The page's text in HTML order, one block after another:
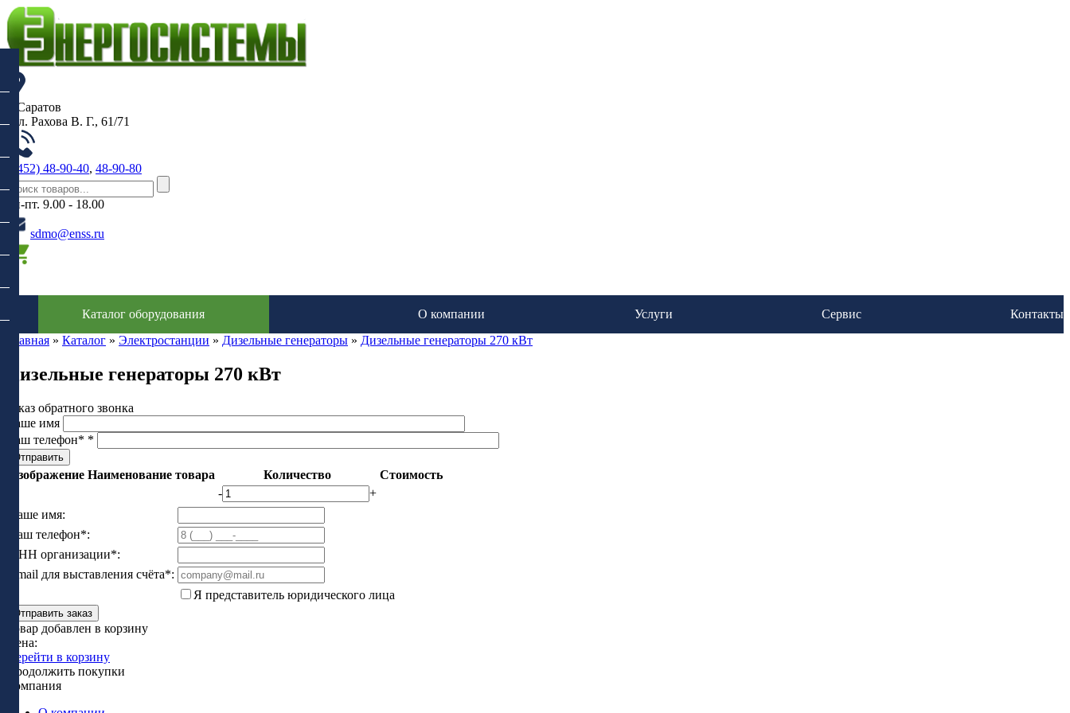
г. Саратов
, ул. Рахова В. Г., 61/71
(8452) 48-90-40, 48-90-80
пн-пт. 9.00 - 18.00
sdmo@enss.ru
Каталог оборудования О компании Услуги Сервис
Контакты
Главная » Каталог » Электростанции » Дизельные генераторы » Дизельные генераторы 270 кВт
Дизельные генераторы 270 кВт
Заказ обратного звонка
Ваше имя
Ваш телефон* *
Изображение Наименование товара Количество
Стоимость
-
+
Ваше имя:
Ваш телефон*:
ИНН организации*:
Email для выставления счёта*:
Я представитель юридического лица
Отправить заказ
Товар добавлен в корзину
Цена:
Перейти в корзину
Продолжить покупки
Компания